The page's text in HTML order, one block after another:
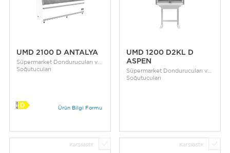
UMD 2100 D ANTALYA
Süpermarket Dondurucuları ve
Soğutucuları
Ürün Bilgi Formu
UMD 1200 D2KL D
ASPEN
Süpermarket Dondurucuları ve
Soğutucuları
Karşılaştır Karşılaştır